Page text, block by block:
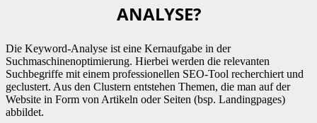
ANALYSE?
Die Keyword-Analyse ist eine Kernaufgabe in der
Suchmaschinenoptimierung. Hierbei werden die relevanten
Suchbegriffe mit einem professionellen SEO-Tool recherchiert und
geclustert. Aus den Clustern entstehen Themen, die man auf der
Website in Form von Artikeln oder Seiten (bsp. Landingpages)
abbildet.